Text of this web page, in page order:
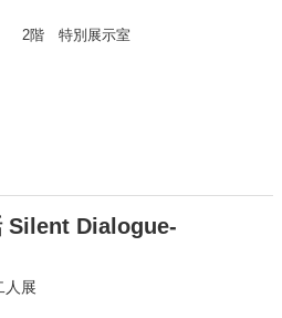
） 2階 特別展示室
Silent Dialogue-
人展